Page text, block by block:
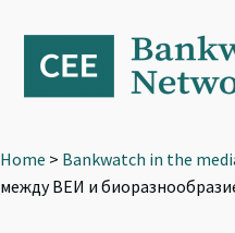
primary
navigation
content
footer
Home > Bankwatch in the
между ВЕИ и